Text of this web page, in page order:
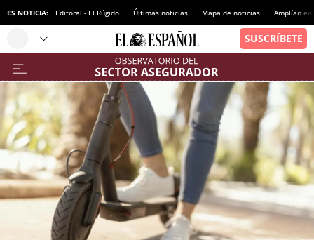
ES NOTICIA: Editoral - El Rúgido Últimas noticias Mapa de noticias Amplían